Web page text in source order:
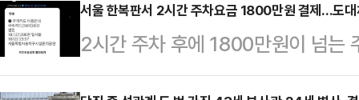
변씨는 지난 2023년 6월2일 지인
도 프놈펜 인근 칸달주의 한 공사장
태로 발견됐다.캄보디아 현지 경찰
서울 한복판서 2시간 주차요금 1800만원 결제…도대
2시간 주차 후에 1800만원이 넘는
일 데일리안에 접수된 제보에 따르